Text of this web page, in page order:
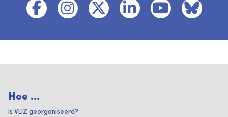
Hoe ...
is VLIZ georganiseerd?